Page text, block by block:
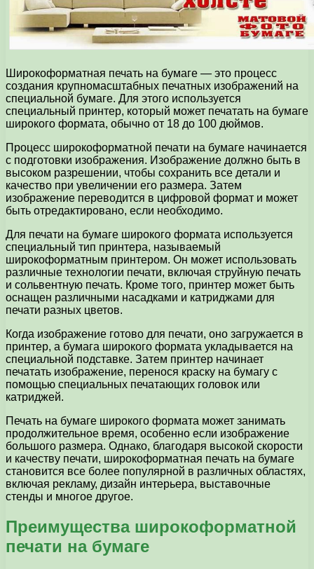
Широкоформатная печать на бумаге — это процесс
создания крупномасштабных печатных изображений на
специальной бумаге. Для этого используется
специальный принтер, который может печатать на бумаге
широкого формата, обычно от 18 до 100 дюймов.
Процесс широкоформатной печати на бумаге начинается
с подготовки изображения. Изображение должно быть в
высоком разрешении, чтобы сохранить все детали и
качество при увеличении его размера. Затем
изображение переводится в цифровой формат и может
быть отредактировано, если необходимо.
Для печати на бумаге широкого формата используется
специальный тип принтера, называемый
широкоформатным принтером. Он может использовать
различные технологии печати, включая струйную печать
и сольвентную печать. Кроме того, принтер может быть
оснащен различными насадками и катриджами для
печати разных цветов.
Когда изображение готово для печати, оно загружается в
принтер, а бумага широкого формата укладывается на
специальной подставке. Затем принтер начинает
печатать изображение, перенося краску на бумагу с
помощью специальных печатающих головок или
катриджей.
Печать на бумаге широкого формата может занимать
продолжительное время, особенно если изображение
большого размера. Однако, благодаря высокой скорости
и качеству печати, широкоформатная печать на бумаге
становится все более популярной в различных областях,
включая рекламу, дизайн интерьера, выставочные
стенды и многое другое.
Преимущества широкоформатной
печати на бумаге